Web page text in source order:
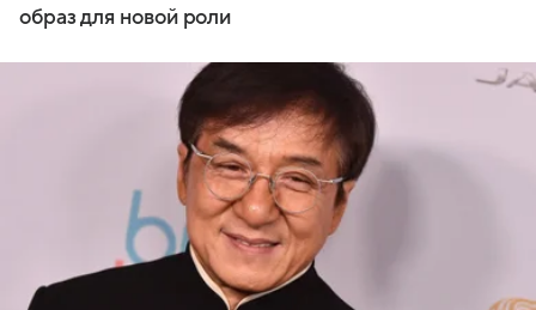
образ для новой роли